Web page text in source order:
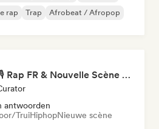
rap Trap Afrobeat / Afropop
La Relève 🎙️ Rap FR & Nouvelle Scène Hip-Hop
antwoorden
TruiHiphopNieuwe scène